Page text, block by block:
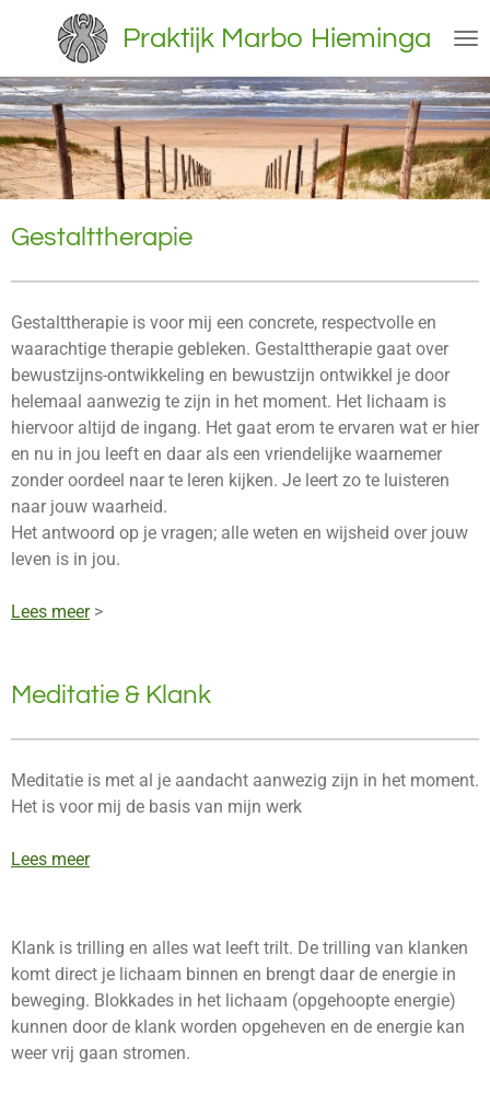
naar
de
hoofdinhoud
Praktijk Marbo Hieminga
Gestalttherapie
Gestalttherapie is voor mij een concrete, respectvolle en
waarachtige therapie gebleken. Gestalttherapie gaat over
bewustzijns-ontwikkeling en bewustzijn ontwikkel je door
helemaal aanwezig te zijn in het moment. Het lichaam is
hiervoor altijd de ingang. Het gaat erom te ervaren wat er hier
en nu in jou leeft en daar als een vriendelijke waarnemer
zonder oordeel naar te leren kijken. Je leert zo te luisteren
naar jouw waarheid.
Het antwoord op je vragen; alle weten en wijsheid over jouw
leven is in jou.
Lees meer>
Meditatie & Klank
Meditatie is met al je aandacht aanwezig zijn in het moment.
Het is voor mij de basis van mijn werk
Lees meer
Klank is trilling en alles wat leeft trilt. De trilling van klanken
komt direct je lichaam binnen en brengt daar de energie in
beweging. Blokkades in het lichaam (opgehoopte energie)
kunnen door de klank worden opgeheven en de energie kan
weer vrij gaan stromen.